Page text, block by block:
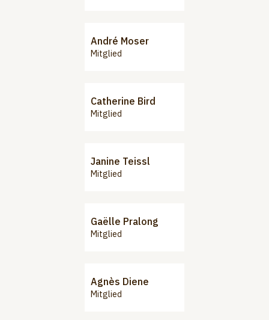
André Moser
Mitglied
Catherine Bird
Mitglied
Janine Teissl
Mitglied
Gaëlle Pralong
Mitglied
Agnès Diene
Mitglied